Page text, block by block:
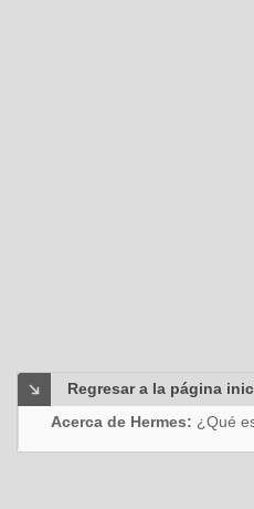
Regresar a la página
Acerca de Hermes: ¿Qué